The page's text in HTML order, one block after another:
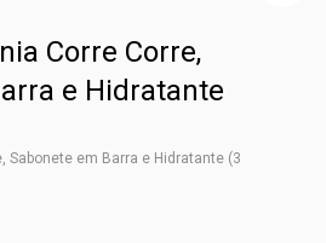
Corre Corre,
e Hidratante
Sabonete em Barra e Hidratante (3